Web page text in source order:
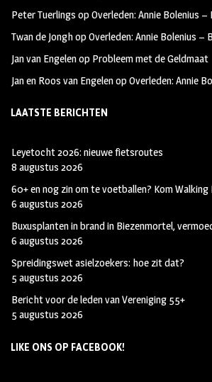
kr
a
e
r
Peter Tuerlings opOverleden: Annie Bolenius –
Twan de JonghopOverleden: Annie Bolenius –
Jan van Engelenop Probleem met de Geldmaat
Jan en Roos van EngelenopOverleden: Annie
LAATSTE BERICHTEN
Leyetocht 2026: nieuwe fietsroutes
8 augustus 2026
60+ en nog zin om te voetballen? Kom
6 augustus 2026
Buxusplanten in brand in Biezenmortel,
6 augustus 2026
Spreidingswet asielzoekers: hoe zit dat?
5 augustus 2026
Bericht voor de leden van Vereniging 55+
5 augustus 2026
LIKE ONS OP FACEBOOK!